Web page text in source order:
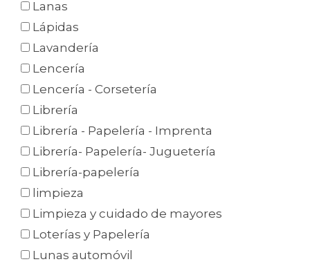
Lanas
Lápidas
Lavandería
Lencería
Lencería - Corsetería
Librería
Librería - Papelería - Imprenta
Librería- Papelería- Juguetería
Librería-papelería
limpieza
Limpieza y cuidado de mayores
Loterías y Papelería
Lunas automóvil